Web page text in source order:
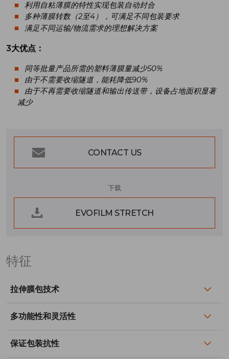
利用自粘薄膜的特性实现包装自动封合
多种薄膜转数（2至4），可满足不同包装要求
满足不同运输/物流需求的理想解决方案
3大优点：
同等批量产品所需的塑料薄膜量减少50%
由于不需要收缩隧道，能耗降低90%
由于不再需要收缩隧道和输出传送带，设备占地面积显著
减少
CONTACT US
下载
EVOFILM STRETCH
特征
拉伸膜包技术
多功能性和灵活性
保证包装抗性